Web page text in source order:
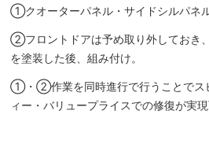
①クオーターパネル・サイドシルパネ
②フロントドアは予め取り外しておき
を塗装した後、組み付け。
①・②作業を同時進行で行うことでス
ィー・バリュープライスでの修復が実現